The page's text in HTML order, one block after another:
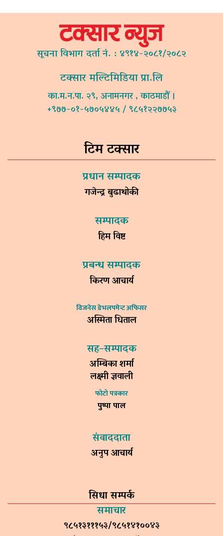
सूचना विभाग दर्ता नं. : ४९१४-२०८१/२०८२
टक्सार मल्टिमिडिया प्रा.लि
का.म.न.पा. २९, अनामनगर , काठमाडौं ।
+९७७-०१-५७०५४४५ / ९८५१२२७७५३
टिम टक्सार
प्रधान सम्पादक
गजेन्द्र बुढाथोकी
सम्पादक
हिम विष्ट
प्रबन्ध सम्पादक
किरण आचार्य
विजनेस डेभलपमेन्ट अफिसर
अस्मिता धिताल
सह–सम्पादक
अम्बिका शर्मा
लक्ष्मी ज्ञवाली
फोटो पत्रकार
पुष्पा पाल
संवाददाता
अनुप आचार्य
सिधा सम्पर्क
समाचार
९८५१३१११५३/९८५१४१००४३